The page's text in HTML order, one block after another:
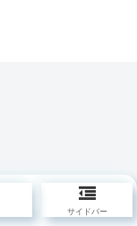
サイドバー